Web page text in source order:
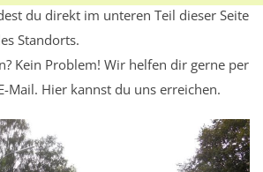
du direkt im unteren Teil dieser Seite
Standorts.
Kein Problem! Wir helfen dir gerne per
Mail. Hier kannst du uns erreichen.